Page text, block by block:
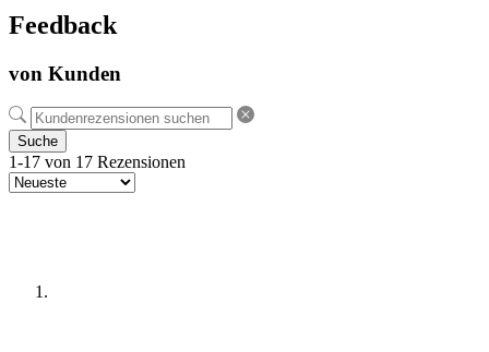
Feedback
von Kunden
Suche
1-17 von 17 Rezensionen